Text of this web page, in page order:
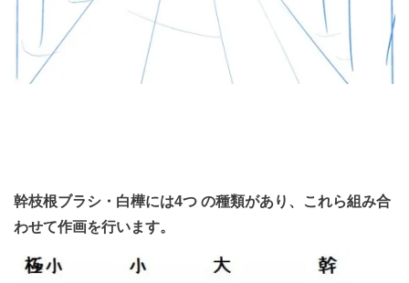
幹枝根ブラシ・白樺には4つ の種類があり、これら組み合
わせて作画を行います。